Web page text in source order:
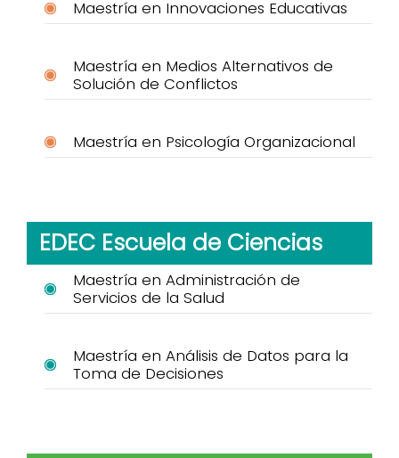
Maestría en Innovaciones Educativas
Maestría en Medios Alternativos de
Solución de Conflictos
Maestría en Psicología Organizacional
EDEC Escuela de Ciencias
Maestría en Administración de
Servicios de la Salud
Maestría en Análisis de Datos para la
Toma de Decisiones